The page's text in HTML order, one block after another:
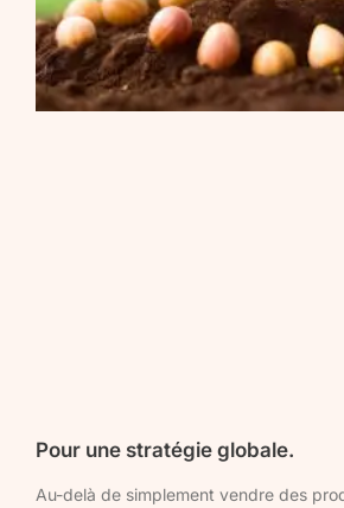
Pour une stratégie globale.
Au-delà de simplement vendre des